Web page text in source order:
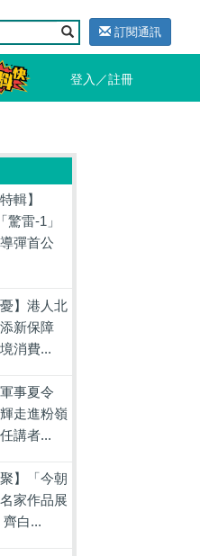
訂閱通訊
登入／註冊
輯】
驚雷-1」
彈首公
憂】港人北
新保障
消費...
事夏令
走進粉嶺
講者...
聚】「今朝
家作品展
白...